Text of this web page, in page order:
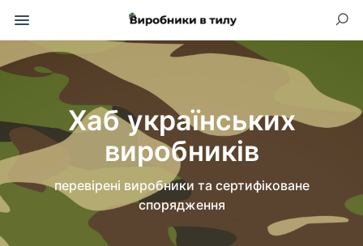
Хаб українських
виробників
перевірені виробники та сертифіковане
спорядження